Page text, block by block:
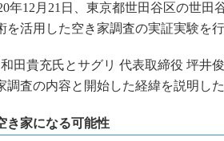
年12月21日、東京都世田谷区の世田
活用した空き家調査の実証実験を行
田貴充氏とサグリ 代表取締役 坪井
査の内容と開始した経緯を説明した
き家になる可能性